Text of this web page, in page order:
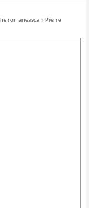
romaneasca » Pierre